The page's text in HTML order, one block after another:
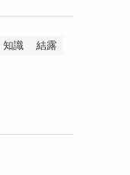
知識
結露